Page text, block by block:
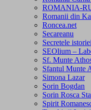
ROMANIA-
Romanii din
Roncea.net
Secareanu
Secretele
SEOlium –
Sf. Munte
Sfantul Munte
Simona Lazar
Sorin Bogdan
Sorin Rosca
Spirit